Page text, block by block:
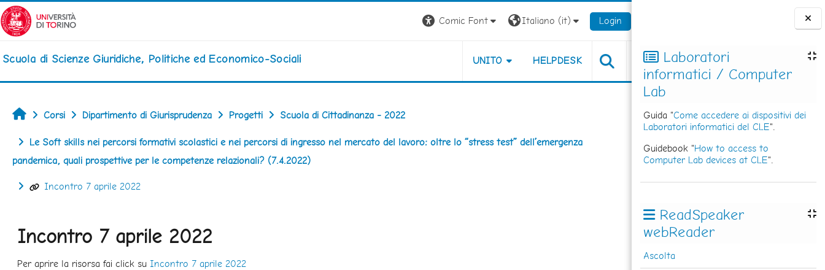
Vai al contenuto principale
Blocchi
Laboratori
informatici / Computer
Lab
Guida "Come accedere ai dispositivi dei
Laboratori informatici del CLE".
Guidebook "How to access to
Computer Lab devices at CLE".
ReadSpeaker
webReader
Ascolta
Comic Font Italiano ‎(it)‎ Login
Scuola di Scienze Giuridiche, Politiche ed Economico-Sociali UNITO HELPDESK
Home
Corsi Dipartimento di Giurisprudenza Progetti Scuola di Cittadinanza - 2022
Le Soft skills nei percorsi formativi scolastici e nei percorsi di ingresso nel mercato del lavoro: oltre lo “stress test” dell’emergenza
pandemica, quali prospettive per le competenze relazionali? (7.4.2022)
Incontro 7 aprile 2022
Incontro 7 aprile 2022
Aggregazione dei criteri
Per aprire la risorsa fai click su Incontro 7 aprile 2022